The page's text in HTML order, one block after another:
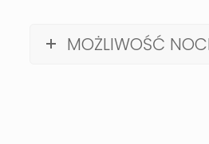
MOŻLIWOŚĆ